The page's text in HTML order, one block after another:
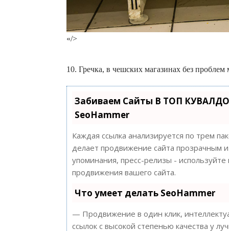
«/>
10. Гречка, в чешских магазинах без
Забиваем Сайты В ТОП
SeoHammer
Каждая ссылка анализируется по трем
делает продвижение сайта прозрачным
упоминания, пресс-релизы -
продвижения вашего сайта.
Что умеет делать SeoHammer
— Продвижение в один клик,
ссылок с высокой степенью качества у